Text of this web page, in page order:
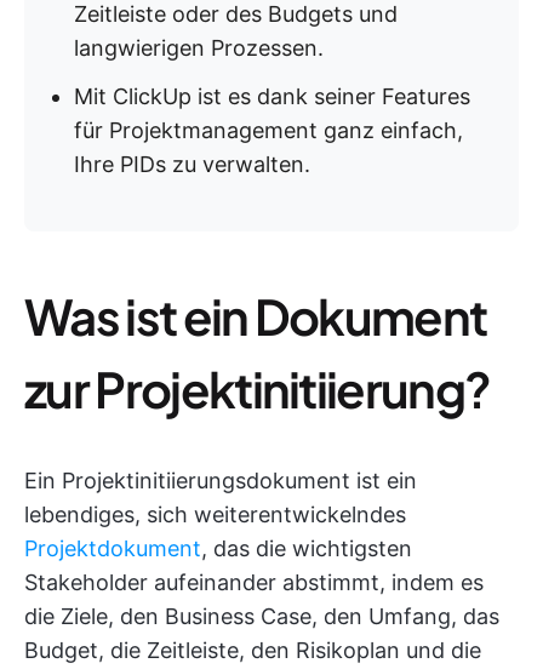
Zeitleiste oder des Budgets und
langwierigen Prozessen.
Mit ClickUp ist es dank seiner Features
für Projektmanagement ganz einfach,
Ihre PIDs zu verwalten.
Was ist ein Dokument
zur Projektinitiierung?
Ein Projektinitiierungsdokument ist ein
lebendiges, sich weiterentwickelndes
Projektdokument, das die wichtigsten
Stakeholder aufeinander abstimmt, indem es
die Ziele, den Business Case, den Umfang, das
Budget, die Zeitleiste, den Risikoplan und die